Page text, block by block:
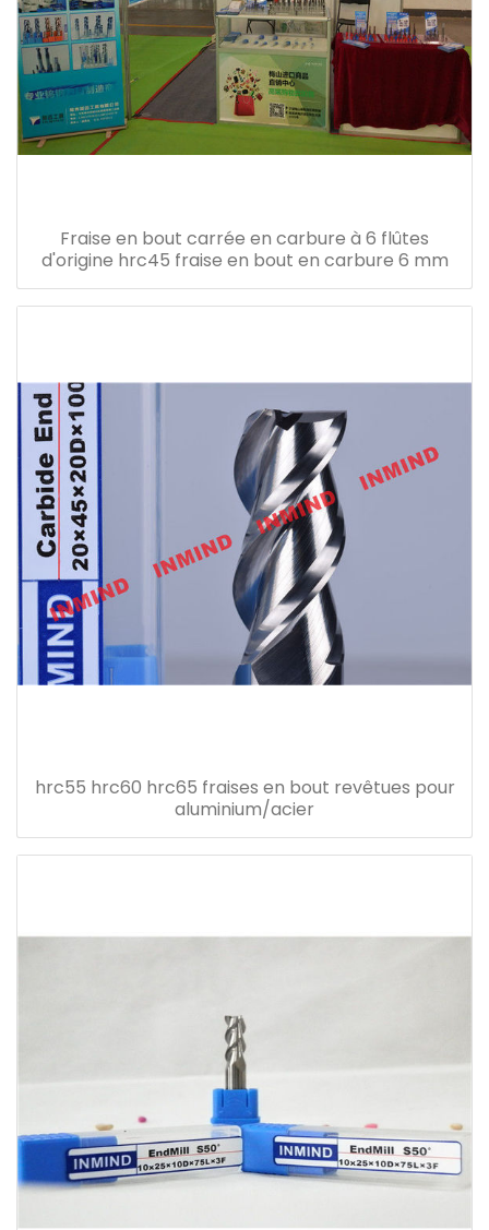
Fraise en bout carrée en carbure à 6 flûtes
d'origine hrc45 fraise en bout en carbure 6 mm
hrc55 hrc60 hrc65 fraises en bout revêtues pour
aluminium/acier